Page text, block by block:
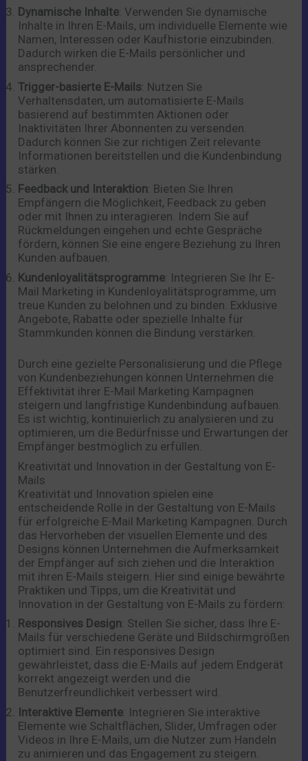
Dynamische Inhalte: Verwenden Sie dynamische
Inhalte in Ihren E-Mails, um individuelle Elemente wie
Namen, Interessen oder Kaufhistorie einzubinden.
Dadurch wirken die E-Mails persönlicher und
ansprechender.
Trigger-basierte E-Mails: Nutzen Sie
Verhaltensdaten, um automatisierte E-Mails
basierend auf bestimmten Aktionen oder
Inaktivitäten Ihrer Abonnenten zu versenden.
Dadurch können Sie zur richtigen Zeit relevante
Informationen bereitstellen und die Kundenbindung
stärken.
Feedback und Interaktion: Bieten Sie Ihren
Empfängern die Möglichkeit, Feedback zu geben
oder mit Ihnen zu interagieren. Indem Sie auf
Rückmeldungen eingehen und echte Gespräche
fördern, können Sie eine engere Beziehung zu Ihren
Kunden aufbauen.
Kundenloyalitätsprogramme: Integrieren Sie Ihr E-
Mail Marketing in Kundenloyalitätsprogramme, um
treue Kunden zu belohnen und zu binden. Exklusive
Angebote, Rabatte oder spezielle Inhalte für
Stammkunden können die Bindung verstärken.
Durch eine gezielte Personalisierung und die Pflege
von Kundenbeziehungen können Unternehmen die
Effektivität ihrer E-Mail Marketing Kampagnen
steigern und langfristige Kundenbindung aufbauen.
Es ist wichtig, kontinuierlich zu analysieren und zu
optimieren, um die Bedürfnisse und Erwartungen der
Empfänger bestmöglich zu erfüllen.
Kreativität und Innovation in der Gestaltung von E-
Mails
Kreativität und Innovation spielen eine
entscheidende Rolle in der Gestaltung von E-Mails
für erfolgreiche E-Mail Marketing Kampagnen. Durch
das Hervorheben der visuellen Elemente und des
Designs können Unternehmen die Aufmerksamkeit
der Empfänger auf sich ziehen und die Interaktion
mit ihren E-Mails steigern. Hier sind einige bewährte
Praktiken und Tipps, um die Kreativität und
Innovation in der Gestaltung von E-Mails zu fördern:
Responsives Design: Stellen Sie sicher, dass Ihre E-
Mails für verschiedene Geräte und Bildschirmgrößen
optimiert sind. Ein responsives Design
gewährleistet, dass die E-Mails auf jedem Endgerät
korrekt angezeigt werden und die
Benutzerfreundlichkeit verbessert wird.
Interaktive Elemente: Integrieren Sie interaktive
Elemente wie Schaltflächen, Slider, Umfragen oder
Videos in Ihre E-Mails, um die Nutzer zum Handeln
zu animieren und das Engagement zu steigern.